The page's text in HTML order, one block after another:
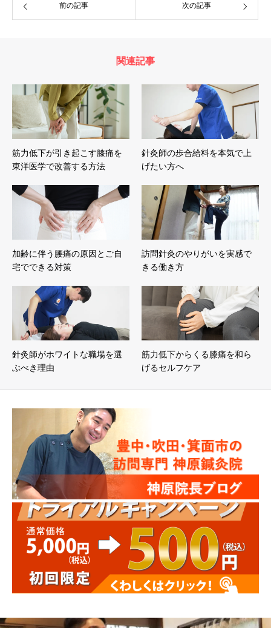
前の記事 次の記事
関連記事
筋力低下が引き起こす膝痛を
東洋医学で改善する方法
針灸師の歩合給料を本気で上
げたい方へ
加齢に伴う腰痛の原因とご自
宅でできる対策
訪問針灸のやりがいを実感で
きる働き方
針灸師がホワイトな職場を選
ぶべき理由
筋力低下からくる膝痛を和ら
げるセルフケア